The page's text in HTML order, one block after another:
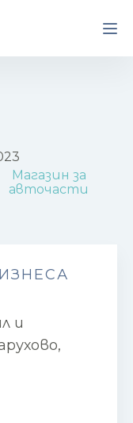
Магазин за
авточасти
и